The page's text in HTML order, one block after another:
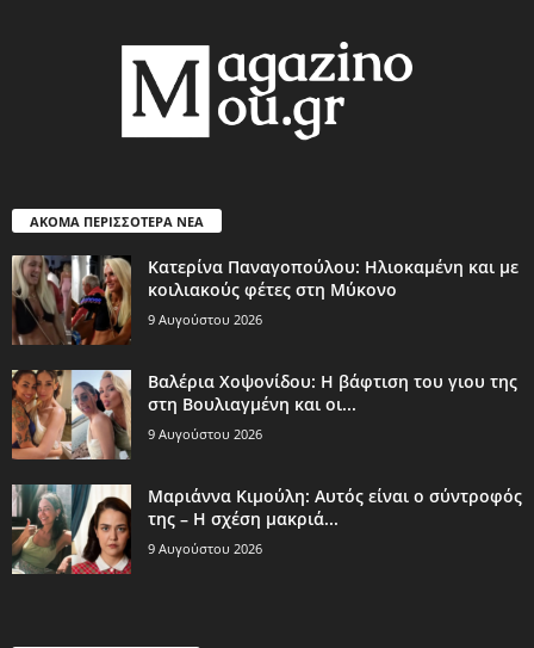
ΑΚΟΜΑ ΠΕΡΙΣΣΟΤΕΡΑ ΝΕΑ
Κατερίνα Παναγοπούλου: Ηλιοκαμένη και με
κοιλιακούς φέτες στη Μύκονο
9 Αυγούστου 2026
Βαλέρια Χοψονίδου: Η βάφτιση του γιου της
στη Βουλιαγμένη και οι...
9 Αυγούστου 2026
Μαριάννα Κιμούλη: Αυτός είναι ο σύντροφός
της – Η σχέση μακριά...
9 Αυγούστου 2026